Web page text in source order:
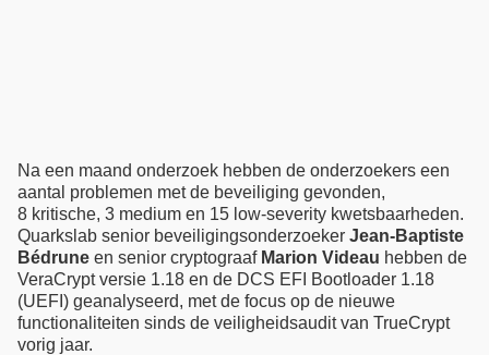
Na een maand onderzoek hebben de onderzoekers een
aantal problemen met de beveiliging gevonden,
8 kritische, 3 medium en 15 low-severity kwetsbaarheden.
Quarkslab senior beveiligingsonderzoeker Jean-Baptiste
Bédrune en senior cryptograaf Marion Videau hebben de
VeraCrypt versie 1.18 en de DCS EFI Bootloader 1.18
(UEFI) geanalyseerd, met de focus op de nieuwe
functionaliteiten sinds de veiligheidsaudit van TrueCrypt
vorig jaar.